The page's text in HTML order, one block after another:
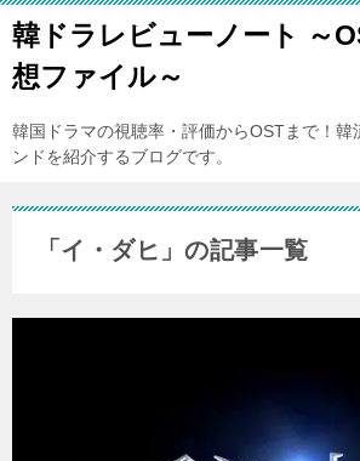
韓ドラレビューノート ～
想ファイル～
韓国ドラマの視聴率・評価からOSTまで！韓
ンドを紹介するブログです。
「イ・ダヒ」の記事一覧